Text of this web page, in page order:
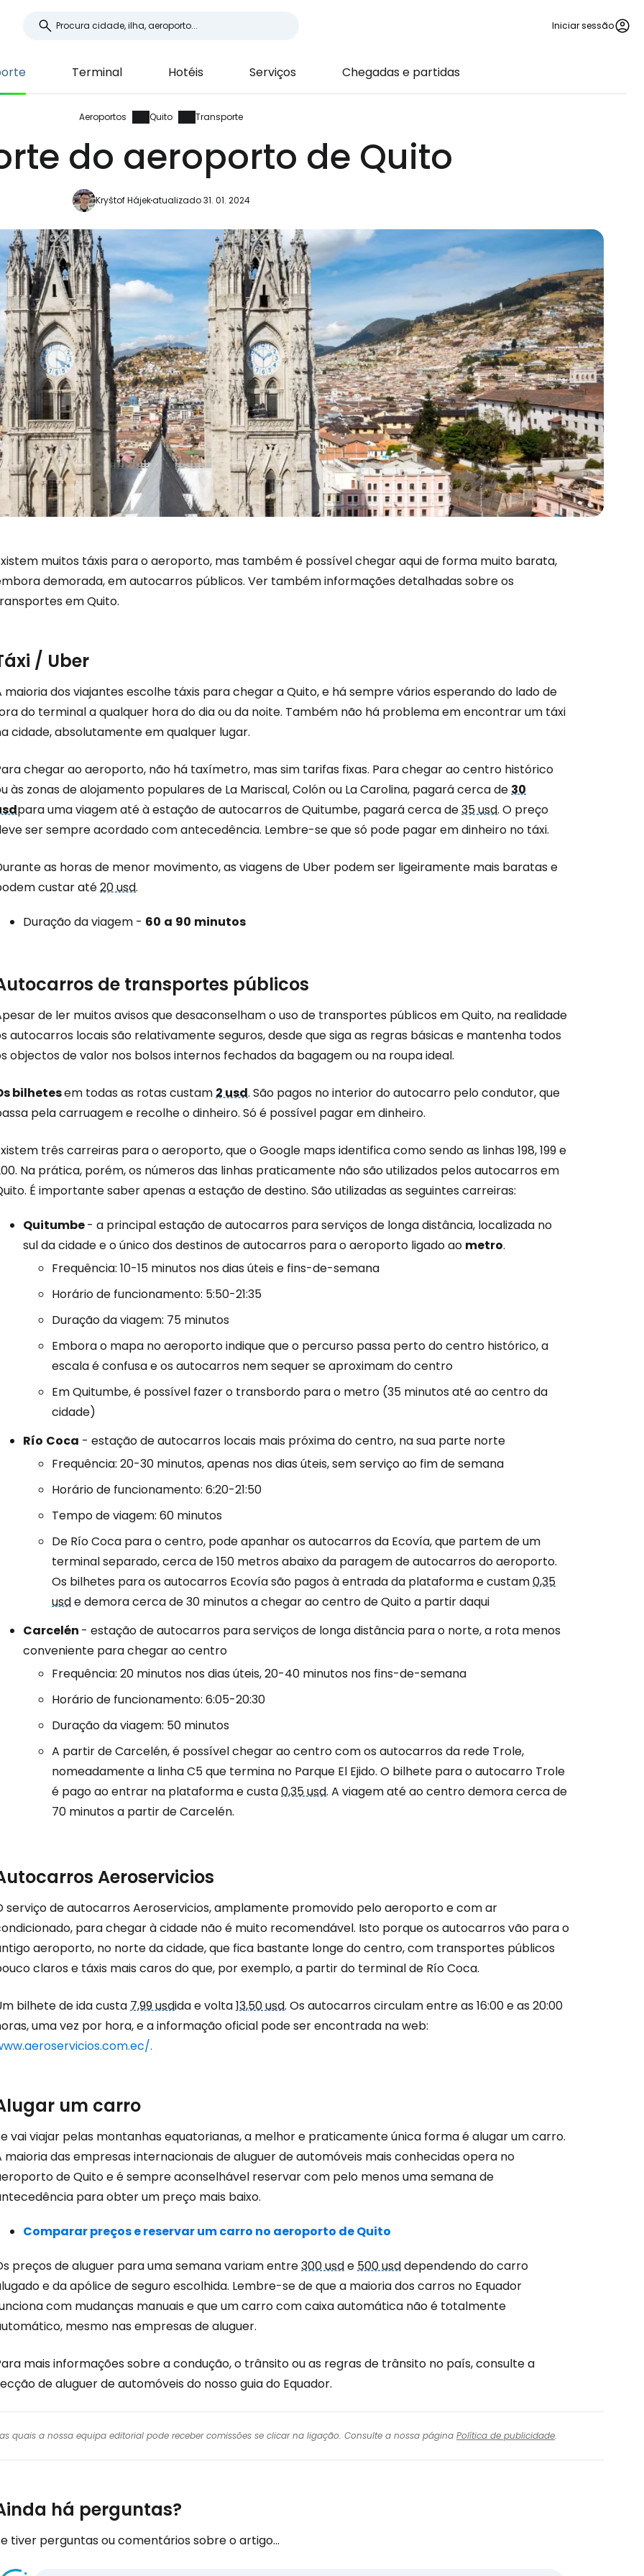
Iniciar sessão
Terminal Hotéis Serviços Chegadas e partidas
Aeroportos Quito Transporte
do aeroporto de Quito
Kryštof Hájekatualizado 31. 01. 2024
muitos táxis para o aeroporto, mas também é possível chegar aqui de forma muito barata,
demorada, em autocarros públicos. Ver também informações detalhadas sobre os
em Quito.
/ Uber
maioria dos viajantes escolhe táxis para chegar a Quito, e há sempre vários esperando do lado de
do terminal a qualquer hora do dia ou da noite. Também não há problema em encontrar um táxi
cidade, absolutamente em qualquer lugar.
chegar ao aeroporto, não há taxímetro, mas sim tarifas fixas. Para chegar ao centro histórico
às zonas de alojamento populares de La Mariscal, Colón ou La Carolina, pagará cerca de30
para uma viagem até à estação de autocarros de Quitumbe, pagará cerca de35 usd. O preço
ser sempre acordado com antecedência. Lembre-se que só pode pagar em dinheiro no táxi.
as horas de menor movimento, as viagens de Uber podem ser ligeiramente mais baratas e
custar até20 usd.
Duração da viagem - 60 a 90 minutos
de transportes públicos
de ler muitos avisos que desaconselham o uso de transportes públicos em Quito, na realidade
autocarros locais são relativamente seguros, desde que siga as regras básicas e mantenha todos
objectos de valor nos bolsos internos fechados da bagagem ou na roupa ideal.
bilhetesem todas as rotas custam2 usd. São pagos no interior do autocarro pelo condutor, que
pela carruagem e recolhe o dinheiro. Só é possível pagar em dinheiro.
três carreiras para o aeroporto, que o Google maps identifica como sendo as linhas 198, 199 e
Na prática, porém, os números das linhas praticamente não são utilizados pelos autocarros em
É importante saber apenas a estação de destino. São utilizadas as seguintes carreiras:
Quitumbe- a principal estação de autocarros para serviços de longa distância, localizada no
sul da cidade e o único dos destinos de autocarros para o aeroporto ligado ao metro.
Frequência: 10-15 minutos nos dias úteis e fins-de-semana
Horário de funcionamento: 5:50-21:35
Duração da viagem: 75 minutos
Embora o mapa no aeroporto indique que o percurso passa perto do centro histórico, a
escala é confusa e os autocarros nem sequer se aproximam do centro
Em Quitumbe, é possível fazer o transbordo para o metro (35 minutos até ao centro da
cidade)
Río Coca - estação de autocarros locais mais próxima do centro, na sua parte norte
Frequência: 20-30 minutos, apenas nos dias úteis, sem serviço ao fim de semana
Horário de funcionamento: 6:20-21:50
Tempo de viagem: 60 minutos
De Río Coca para o centro, pode apanhar os autocarros da Ecovía, que partem de um
terminal separado, cerca de 150 metros abaixo da paragem de autocarros do aeroporto.
Os bilhetes para os autocarros Ecovía são pagos à entrada da plataforma e custam0,35
usde demora cerca de 30 minutos a chegar ao centro de Quito a partir daqui
Carcelén - estação de autocarros para serviços de longa distância para o norte, a rota menos
conveniente para chegar ao centro
Frequência: 20 minutos nos dias úteis, 20-40 minutos nos fins-de-semana
Horário de funcionamento: 6:05-20:30
Duração da viagem: 50 minutos
A partir de Carcelén, é possível chegar ao centro com os autocarros da rede Trole,
nomeadamente a linha C5 que termina no Parque El Ejido. O bilhete para o autocarro Trole
é pago ao entrar na plataforma e custa0,35 usd. A viagem até ao centro demora cerca de
70 minutos a partir de Carcelén.
Aeroservicios
serviço de autocarros Aeroservicios, amplamente promovido pelo aeroporto e com ar
para chegar à cidade não é muito recomendável. Isto porque os autocarros vão para o
aeroporto, no norte da cidade, que fica bastante longe do centro, com transportes públicos
claros e táxis mais caros do que, por exemplo, a partir do terminal de Río Coca.
bilhete de ida custa7,99 usdida e volta13,50 usd. Os autocarros circulam entre as 16:00 e as 20:00
uma vez por hora, e a informação oficial pode ser encontrada na web:
.
um carro
vai viajar pelas montanhas equatorianas, a melhor e praticamente única forma é alugar um carro.
maioria das empresas internacionais de aluguer de automóveis mais conhecidas opera no
de Quito e é sempre aconselhável reservar com pelo menos uma semana de
para obter um preço mais baixo.
Comparar preços e reservar um carro no aeroporto de Quito
preços de aluguer para uma semana variam entre300 usde500 usddependendo do carro
e da apólice de seguro escolhida. Lembre-se de que a maioria dos carros no Equador
com mudanças manuais e que um carro com caixa automática não é totalmente
mesmo nas empresas de aluguer.
mais informações sobre a condução, o trânsito ou as regras de trânsito no país, consulte a
de aluguer de automóveis do nosso guia do Equador.
quais a nossa equipa editorial pode receber comissões se clicar na ligação. Consulte a nossa página Política de publicidade.
há perguntas?
tiver perguntas ou comentários sobre o artigo...
Iniciar sessão no Cestee
... a comunidade mundial de viajantes
Continuar com o Google
Continuar com o correio eletrónico